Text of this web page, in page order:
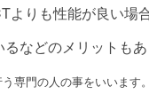
りも性能が良い場
などのメリットもあ
専門の人の事をいいます。